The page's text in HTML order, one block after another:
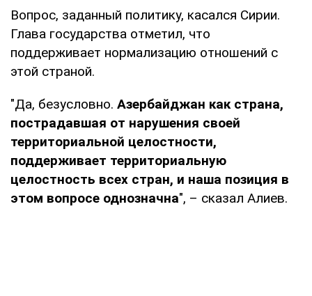
Вопрос, заданный политику, касался Сирии.
Глава государства отметил, что
поддерживает нормализацию отношений с
этой страной.
"Да, безусловно. Азербайджан как страна,
пострадавшая от нарушения своей
территориальной целостности,
поддерживает территориальную
целостность всех стран, и наша позиция в
этом вопросе однозначна", – сказал Алиев.